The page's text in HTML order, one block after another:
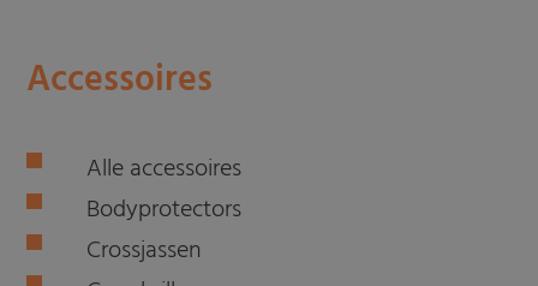
Accessoires
Alle accessoires
Bodyprotectors
Crossjassen